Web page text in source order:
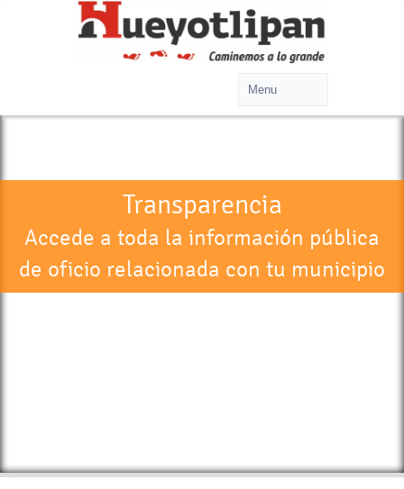
Transparencia
Accede a toda la información pública
de oficio relacionada con tu municipio